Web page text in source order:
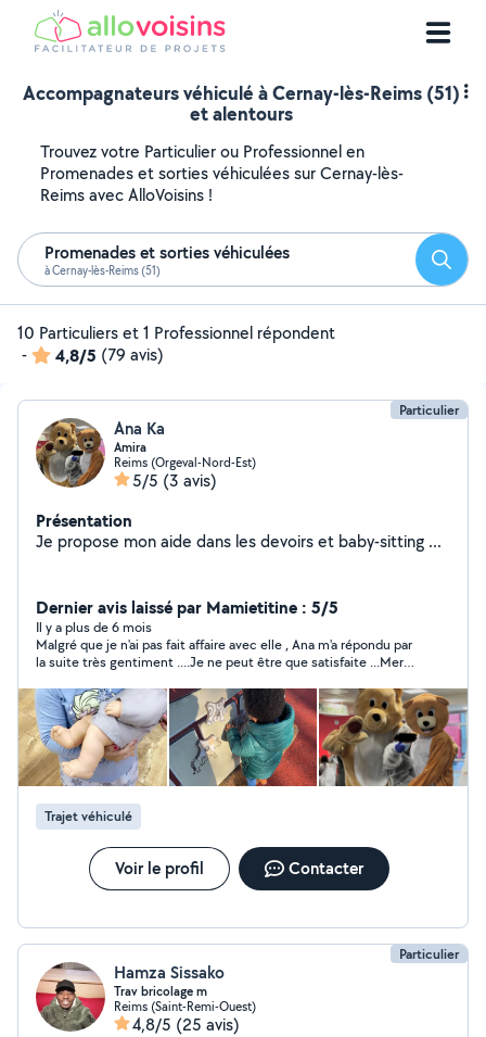
Accompagnateurs véhiculé à Cernay-lès-Reims (51)
et alentours
Trouvez votre Particulier ou Professionnel en
Promenades et sorties véhiculées sur Cernay-lès-
Reims avec AlloVoisins !
Promenades et sorties véhiculées
à Cernay-lès-Reims (51)
10 Particuliers et 1 Professionnel répondent
-
4,8/5 (79 avis)
Particulier
Ana Ka
Amira
Reims (Orgeval-Nord-Est)
5/5 (3 avis)
Présentation
Je propose mon aide dans les devoirs et baby-sitting ...
Dernier avis laissé par Mamietitine : 5/5
Il y a plus de 6 mois
Malgré que je n'ai pas fait affaire avec elle , Ana m'a répondu par
la suite très gentiment ....Je ne peut être que satisfaite ...Merci
Trajet véhiculé
Voir le profil Contacter
Particulier
Hamza Sissako
Trav bricolage m
Reims (Saint-Remi-Ouest)
4,8/5 (25 avis)